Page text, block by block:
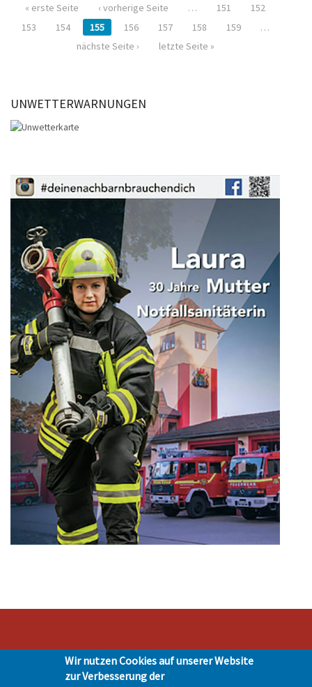
« erste Seite ‹ vorherige Seite … 151
152
153
154 155 156 157 158 159
…
nächste Seite ›
letzte Seite »
UNWETTERWARNUNGEN
Stadt Hohen Neuendorf • Oranienburger Str. 2 • 16540 Hohen Neuendorf •
Telefon 03303-528-0
Wir nutzen Cookies auf unserer Website
zur Verbesserung der